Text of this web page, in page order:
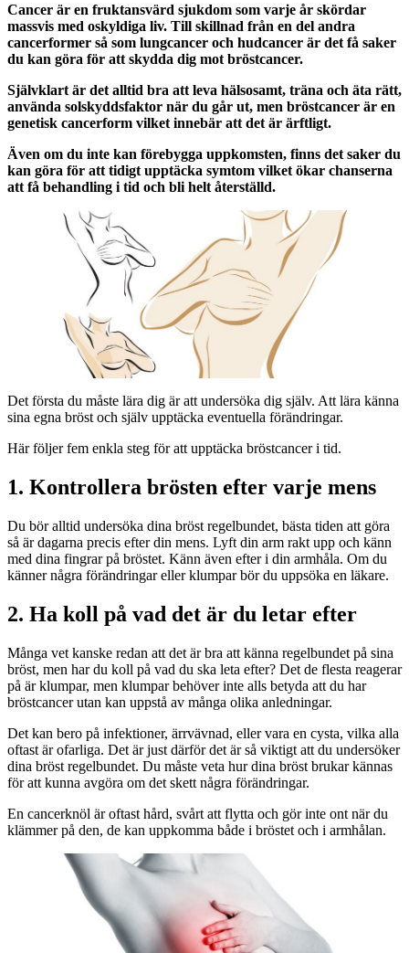
Cancer är en fruktansvärd sjukdom som varje år skördar
massvis med oskyldiga liv. Till skillnad från en del andra
cancerformer så som lungcancer och hudcancer är det få saker
du kan göra för att skydda dig mot bröstcancer.
Självklart är det alltid bra att leva hälsosamt, träna och äta rätt,
använda solskyddsfaktor när du går ut, men bröstcancer är en
genetisk cancerform vilket innebär att det är ärftligt.
Även om du inte kan förebygga uppkomsten, finns det saker du
kan göra för att tidigt upptäcka symtom vilket ökar chanserna
att få behandling i tid och bli helt återställd.
Det första du måste lära dig är att undersöka dig själv. Att lära känna
sina egna bröst och själv upptäcka eventuella förändringar.
Här följer fem enkla steg för att upptäcka bröstcancer i tid.
1. Kontrollera brösten efter varje mens
Du bör alltid undersöka dina bröst regelbundet, bästa tiden att göra
så är dagarna precis efter din mens. Lyft din arm rakt upp och känn
med dina fingrar på bröstet. Känn även efter i din armhåla. Om du
känner några förändringar eller klumpar bör du uppsöka en läkare.
2. Ha koll på vad det är du letar efter
Många vet kanske redan att det är bra att känna regelbundet på sina
bröst, men har du koll på vad du ska leta efter? Det de flesta reagerar
på är klumpar, men klumpar behöver inte alls betyda att du har
bröstcancer utan kan uppstå av många olika anledningar.
Det kan bero på infektioner, ärrvävnad, eller vara en cysta, vilka alla
oftast är ofarliga. Det är just därför det är så viktigt att du undersöker
dina bröst regelbundet. Du måste veta hur dina bröst brukar kännas
för att kunna avgöra om det skett några förändringar.
En cancerknöl är oftast hård, svårt att flytta och gör inte ont när du
klämmer på den, de kan uppkomma både i bröstet och i armhålan.